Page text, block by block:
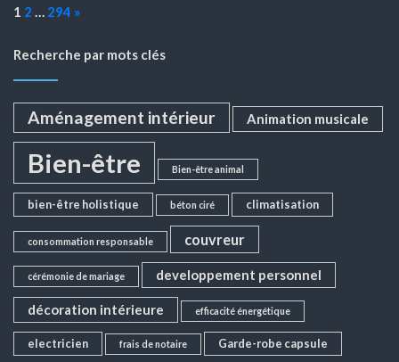
Page:
1 2 294 Next
»
Recherche par mots clés
Aménagement intérieur Animation musicale
Bien-être Bien-être animal
bien-être holistique béton ciré climatisation
consommation responsable couvreur
cérémonie de mariage developpement personnel
décoration intérieure efficacité énergétique
electricien frais de notaire Garde-robe capsule